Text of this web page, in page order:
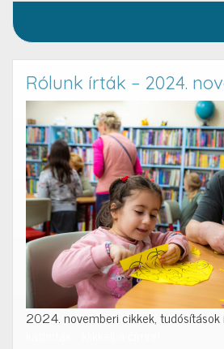
Rólunk írták – 2024.
2024. novemberi cikkek, tudósítások